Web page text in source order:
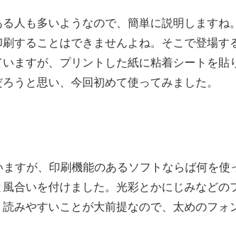
人も多いようなので、簡単に説明します
することはできませんよね。そこで登場
ますが、プリントした紙に粘着シートを貼
うと思い、今回初めて使ってみました。
すが、印刷機能のあるソフトならば何を
合いを付けました。光彩とかにじみなどの
みやすいことが大前提なので、太めのフォ